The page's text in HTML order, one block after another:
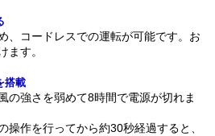
、コードレスでの運転が可能です。お
ます。
搭載
の強さを弱めて8時間で電源が切れま
操作を行ってから約30秒経過すると、